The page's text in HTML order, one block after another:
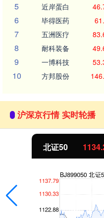
5 近岸蛋白
6 毕得医药
7 五洲医疗
8 耐科装备
9 一博科技
10 方邦股份
沪深京行情 实时轮播
北证50